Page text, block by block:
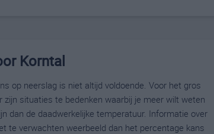
Korntal
op neerslag is niet altijd voldoende. Voor het gros
situaties te bedenken waarbij je meer wilt weten
dan de daadwerkelijke temperatuur. Informatie over
te verwachten weerbeeld dan het percentage kans